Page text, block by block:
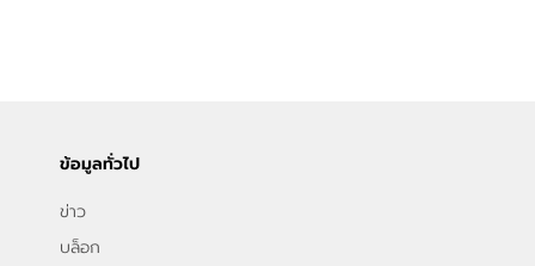
ข้อมูลทั่วไป
ข่าว
บล็อก